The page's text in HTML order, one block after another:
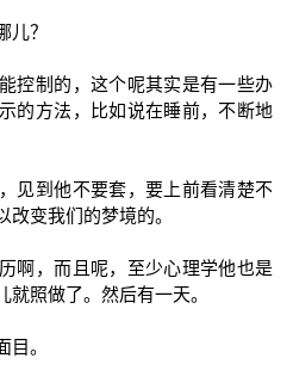
？
控制的，这个呢其实是有一些办
的方法，比如说在睡前，不断地
见到他不要套，要上前看清楚不
改变我们的梦境的。
啊，而且呢，至少心理学他也是
照做了。然后有一天。
。